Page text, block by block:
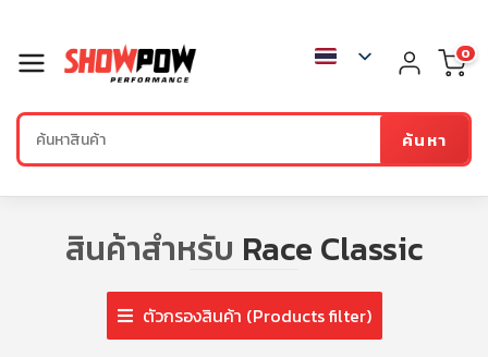
ค้นหา
0
สินค้าสำหรับ Race Classic
ตัวกรองสินค้า (Products filter)